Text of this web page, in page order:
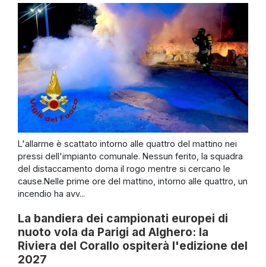
L'allarme è scattato intorno alle quattro del mattino nei
pressi dell'impianto comunale. Nessun ferito, la squadra
del distaccamento doma il rogo mentre si cercano le
cause.Nelle prime ore del mattino, intorno alle quattro, un
incendio ha avv...
La bandiera dei campionati europei di
nuoto vola da Parigi ad Alghero: la
Riviera del Corallo ospiterà l'edizione del
2027